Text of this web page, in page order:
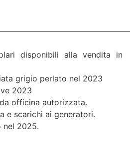
disponibili alla vendita in
grigio perlato nel 2023
2023
officina autorizzata.
e scarichi ai generatori.
nel 2025.